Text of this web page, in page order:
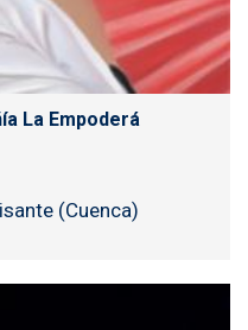
La Empoderá
(Cuenca)